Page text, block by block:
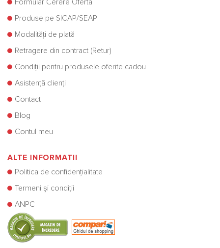
Formular Cerere Ofertă
Produse pe SICAP/SEAP
Modalități de plată
Retragere din contract (Retur)
Condiții pentru produsele oferite cadou
Asistență clienți
Contact
Blog
Contul meu
ALTE INFORMATII
Politica de confidențialitate
Termeni și condiții
ANPC